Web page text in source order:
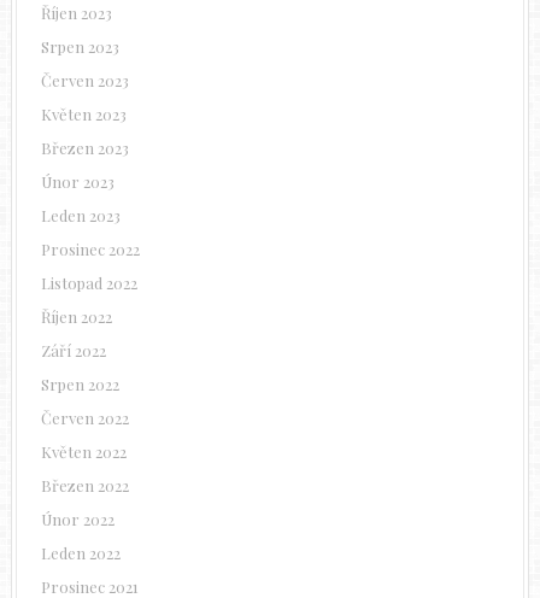
Říjen 2023
Srpen 2023
Červen 2023
Květen 2023
Březen 2023
Únor 2023
Leden 2023
Prosinec 2022
Listopad 2022
Říjen 2022
Září 2022
Srpen 2022
Červen 2022
Květen 2022
Březen 2022
Únor 2022
Leden 2022
Prosinec 2021